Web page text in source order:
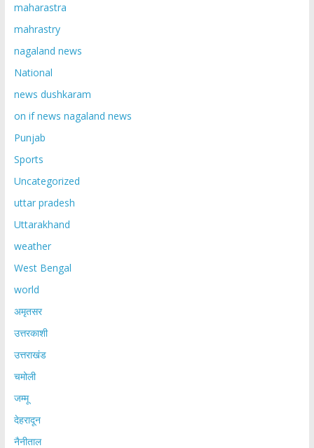
maharastra
mahrastry
nagaland news
National
news dushkaram
on if news nagaland news
Punjab
Sports
Uncategorized
uttar pradesh
Uttarakhand
weather
West Bengal
world
अमृतसर
उत्तरकाशी
उत्तराखंड
चमोली
जम्मू
देहरादून
नैनीताल